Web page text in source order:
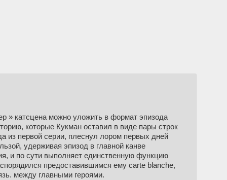
» катсцена можно уложить в формат эпизода
которые Кукман оставил в виде пары строк
из первой серии, плеснул лором первых дней
удерживая эпизод в главной канве
и по сути выполняет единственную функцию
предоставившимся ему carte blanche,
между главными героями.